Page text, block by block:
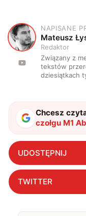
M
NAPISANE
Mateusz
Redaktor
Związany z
tekstów
dziesiątkach
Chcesz
czołgu M1
obiecująca,
UDOSTĘPNIJ
TWITTER